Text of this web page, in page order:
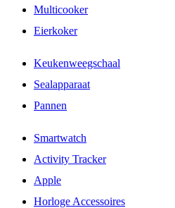
Multicooker
Eierkoker
Keukenweegschaal
Sealapparaat
Pannen
Smartwatch
Activity Tracker
Apple
Horloge Accessoires